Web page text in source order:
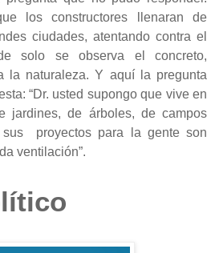
los constructores llenaran de
ciudades, atentando contra el
solo se observa el concreto,
la naturaleza. Y aquí la pregunta
“Dr. usted supongo que vive en
jardines, de árboles, de campos
sus proyectos para la gente son
ventilación”.